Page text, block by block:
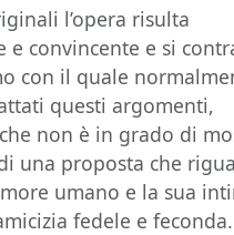
l’opera risulta
e convincente e si
con il quale
questi argomenti,
non è in grado di
una proposta che
umano e la sua
fedele e feconda.